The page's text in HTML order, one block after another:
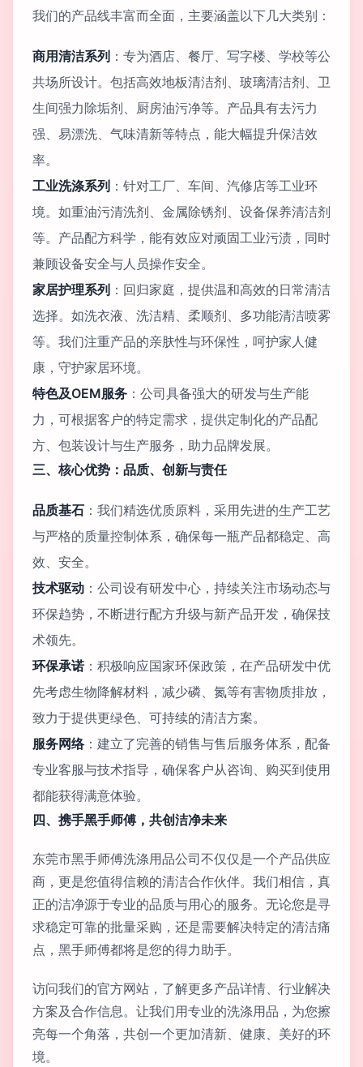
我们的产品线丰富而全面，主要涵盖以下几大类别：
商用清洁系列 ：专为酒店、餐厅、写字楼、学校等公
共场所设计。包括高效地板清洁剂、玻璃清洁剂、卫
生间强力除垢剂、厨房油污净等。产品具有去污力
强、易漂洗、气味清新等特点，能大幅提升保洁效
率。
工业洗涤系列 ：针对工厂、车间、汽修店等工业环
境。如重油污清洗剂、金属除锈剂、设备保养清洁剂
等。产品配方科学，能有效应对顽固工业污渍，同时
兼顾设备安全与人员操作安全。
家居护理系列 ：回归家庭，提供温和高效的日常清洁
选择。如洗衣液、洗洁精、柔顺剂、多功能清洁喷雾
等。我们注重产品的亲肤性与环保性，呵护家人健
康，守护家居环境。
特色及OEM服务 ：公司具备强大的研发与生产能
力，可根据客户的特定需求，提供定制化的产品配
方、包装设计与生产服务，助力品牌发展。
三、核心优势：品质、创新与责任
品质基石 ：我们精选优质原料，采用先进的生产工艺
与严格的质量控制体系，确保每一瓶产品都稳定、高
效、安全。
技术驱动 ：公司设有研发中心，持续关注市场动态与
环保趋势，不断进行配方升级与新产品开发，确保技
术领先。
环保承诺 ：积极响应国家环保政策，在产品研发中优
先考虑生物降解材料，减少磷、氮等有害物质排放，
致力于提供更绿色、可持续的清洁方案。
服务网络：建立了完善的销售与售后服务体系，配备
专业客服与技术指导，确保客户从咨询、购买到使用
都能获得满意体验。
四、携手黑手师傅，共创洁净未来
东莞市黑手师傅洗涤用品公司不仅仅是一个产品供应
商，更是您值得信赖的清洁合作伙伴。我们相信，真
正的洁净源于专业的品质与用心的服务。无论您是寻
求稳定可靠的批量采购，还是需要解决特定的清洁痛
点，黑手师傅都将是您的得力助手。
访问我们的官方网站，了解更多产品详情、行业解决
方案及合作信息。让我们用专业的洗涤用品，为您擦
亮每一个角落，共创一个更加清新、健康、美好的环
境。